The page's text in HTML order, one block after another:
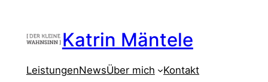
springen
Katrin Mäntele
LeistungenNewsÜber mich Kontakt